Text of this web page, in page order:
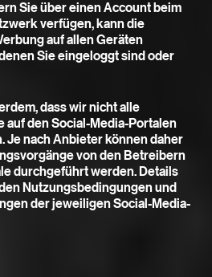
Sie über einen Account beim
verfügen, kann die
auf allen Geräten
Sie eingeloggt sind oder
dass wir nicht alle
den Social-Media-Portalen
Je nach Anbieter können daher
von den Betreibern
durchgeführt werden. Details
Nutzungsbedingungen und
der jeweiligen Social-Media-